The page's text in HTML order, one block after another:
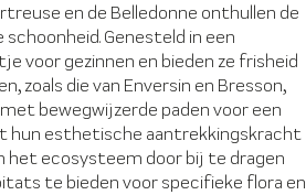
en de Belledonne onthullen de
Genesteld in een
voor gezinnen en bieden ze frisheid
zoals die van Enversin en Bresson,
bewegwijzerde paden voor een
hun esthetische aantrekkingskracht
het ecosysteem door bij te dragen
te bieden voor specifieke flora en